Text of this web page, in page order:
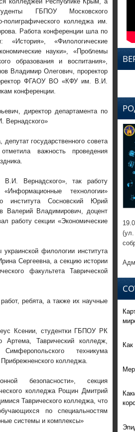
ГБПОУ Московского
полиграфического колледжа им.
Работа конференции шла по
«История», «Филологические
науки», «Проблемы
образования и воспитания»,
Владимир Олегович, проректор
ФГАОУ ВО «КФУ им. В.И.
конференции.
директор департамента по
Вернадского»
государственного совета
важность проведения
Вернадского», так работу
технологии»
института Сосновский Юрий
Валерий Владимирович, доцент
работу секции «Экономические
филологии института
Сергеевна, а секцию истории
факультета Таврической
ребята, а также их научные
Ксении, студентки ГБПОУ РК
Артема, Таврический колледж,
техникума
колледжа.
безопасности», секция
колледжа Рощин Дмитрий
Таврического колледжа, что
по специальностям
системы и комплексы»